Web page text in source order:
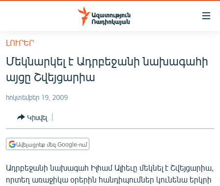
Մատչելիության
հիմնական
բովանդակությանը
հիմնական
մենյուին
ՀԱՅԱՍՏԱՆ
ՔԱՂԱՔԱԿԱՆ
ԸՆՏՐՈՒԹՅՈՒՆՆԵՐ 2026
ԻՐԱՎՈՒՆՔ
ՀԱՍԱՐԱԿՈՒԹՅՈՒՆ
ՂԱՐԱԲԱՂ
ԼՈՒՐԵՐ
Մեկնարկել է Ադրբեջանի նախագահի
այցը Շվեյցարիա
հոկտեմբեր 19, 2009
Կիսվել
Ավելացրեք մեզ Google-ում
Ադրբեջանի նախագահ Իլհամ Ալիեւը մեկնել է Շվեյցարիա,
որտեղ առաջիկա օրերին հանդիպումներ կունենա երկրի